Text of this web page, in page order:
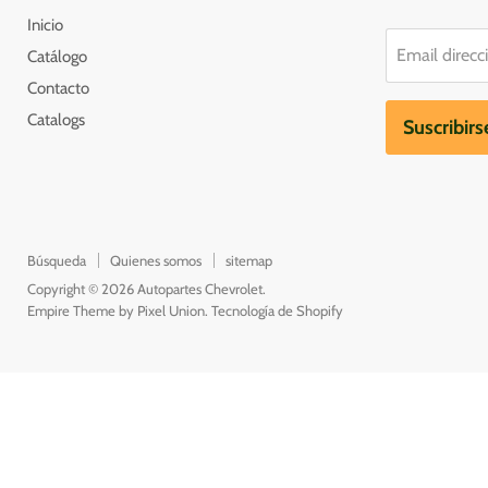
Inicio
Catálogo
Contacto
Catalogs
Email
Búsqueda Quienes somos
sitemap
Copyright © 2026 Autopartes Chevrolet.
Empire Theme by Pixel Union. Tecnología de Shopify